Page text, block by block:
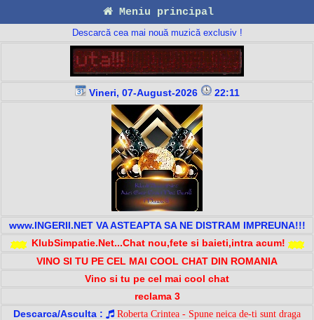
Meniu principal
Descarcă cea mai nouă muzică exclusiv !
Vineri, 07-August-2026 22:11
www.INGERII.NET VA ASTEAPTA SA NE DISTRAM IMPREUNA!!!
KlubSimpatie.Net...Chat nou,fete si baieti,intra acum!
VINO SI TU PE CEL MAI COOL CHAT DIN ROMANIA
Vino si tu pe cel mai cool chat
reclama 3
Descarca/Asculta :
Roberta Crintea - Spune neica de-ti sunt draga